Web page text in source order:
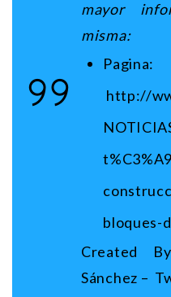
mayor
misma:
Pagina:
http://
bloques-
Created
Sánchez –